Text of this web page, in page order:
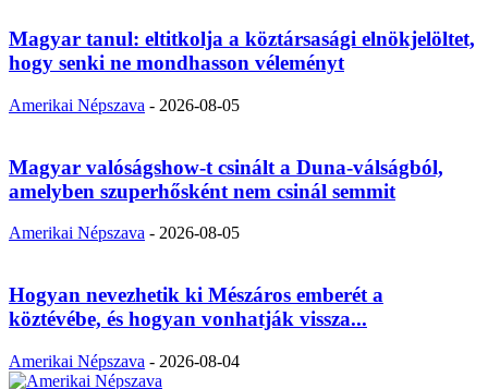
Magyar tanul: eltitkolja a köztársasági elnökjelöltet,
hogy senki ne mondhasson véleményt
Amerikai Népszava - 2026-08-05
Magyar valóságshow-t csinált a Duna-válságból,
amelyben szuperhősként nem csinál semmit
Amerikai Népszava - 2026-08-05
Hogyan nevezhetik ki Mészáros emberét a
köztévébe, és hogyan vonhatják vissza...
Amerikai Népszava - 2026-08-04